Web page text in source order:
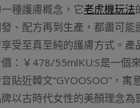
種護膚概念，它老虎機玩法
、配方再到生產，都盡可能
受至真至純的護膚方式。產
：￥478/55mlKU:S是一個
貼近韓文“GYOOSOO”，寓
以古時代女性的美顏理念為